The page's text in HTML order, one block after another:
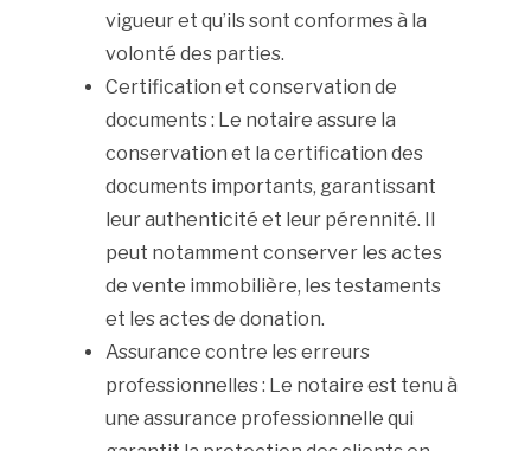
vigueur et qu’ils sont conformes à la
volonté des parties.
Certification et conservation de
documents : Le notaire assure la
conservation et la certification des
documents importants, garantissant
leur authenticité et leur pérennité. Il
peut notamment conserver les actes
de vente immobilière, les testaments
et les actes de donation.
Assurance contre les erreurs
professionnelles : Le notaire est tenu à
une assurance professionnelle qui